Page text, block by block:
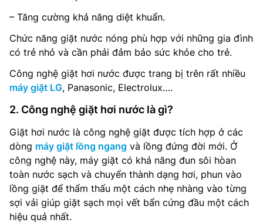
– Tăng cường khả năng diệt khuẩn.
Chức năng giặt nước nóng phù hợp với những gia đình
có trẻ nhỏ và cần phải đảm bảo sức khỏe cho trẻ.
Công nghệ giặt hơi nước được trang bị trên rất nhiều
máy giặt LG, Panasonic, Electrolux….
2. Công nghệ giặt hơi nước là gì?
Giặt hơi nước là công nghệ giặt được tích hợp ở các
dòng máy giặt lồng ngang và lồng đứng đời mới. Ở
công nghệ này, máy giặt có khả năng đun sôi hòan
toàn nước sạch và chuyển thành dạng hơi, phun vào
lồng giặt để thẩm thấu một cách nhẹ nhàng vào từng
sợi vải giúp giặt sạch mọi vết bẩn cứng đầu một cách
hiệu quả nhất.